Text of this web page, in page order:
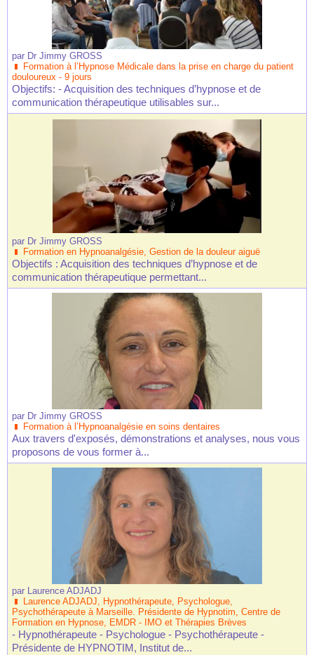
par Dr Jimmy GROSS
Formation à l’Hypnose Médicale dans la prise en charge du patient
douloureux - 9 jours
Objectifs: - Acquisition des techniques d’hypnose et de
communication thérapeutique utilisables sur...
par Dr Jimmy GROSS
Formation en Hypnoanalgésie, Gestion de la douleur aiguë
Objectifs : Acquisition des techniques d’hypnose et de
communication thérapeutique permettant...
par Dr Jimmy GROSS
Formation à l’Hypnoanalgésie en soins dentaires
Aux travers d'exposés, démonstrations et analyses, nous vous
proposons de vous former à...
par Laurence ADJADJ
Laurence ADJADJ, Hypnothérapeute, Psychologue,
Psychothérapeute à Marseille. Présidente de Hypnotim, Centre de
Formation en Hypnose, EMDR - IMO et Thérapies Brèves
- Hypnothérapeute - Psychologue - Psychothérapeute -
Présidente de HYPNOTIM, Institut de...